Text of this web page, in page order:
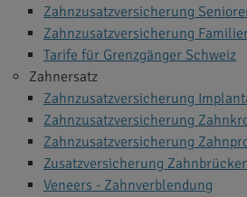
Zahnzusatzversicherung
Zahnzusatzversicherung
Tarife für Grenzgänger Schweiz
Zahnersatz
Zahnzusatzversicherung
Zahnzusatzversicherung
Zahnzusatzversicherung
Zusatzversicherung
Veneers - Zahnverblendung